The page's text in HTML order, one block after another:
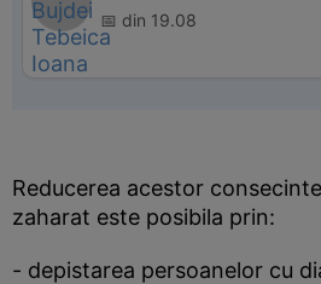
📅 din 19.08
Reducerea acestor
zaharat este posibila prin:
- depistarea persoanelor cu